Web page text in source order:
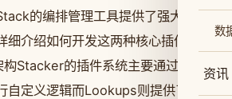
数
资讯
的编排管理工具提供了强大的插件
细介绍如何开发这两种核心插件帮助
Stacker的插件系统主要通过两个核
自定义逻辑而Lookups则提供了动态